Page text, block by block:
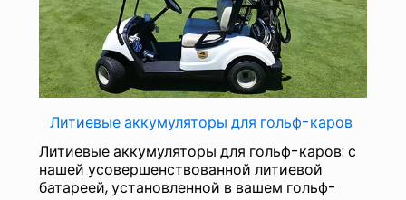
Литиевые аккумуляторы для гольф-каров
Литиевые аккумуляторы для гольф-каров: с
нашей усовершенствованной литиевой
батареей, установленной в вашем гольф-